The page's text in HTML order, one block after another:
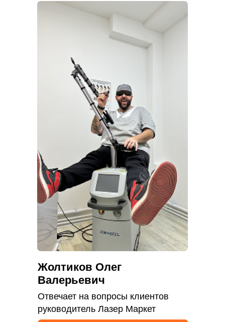
Жолтиков Олег
Валерьевич
Отвечает на вопросы клиентов
руководитель Лазер Маркет